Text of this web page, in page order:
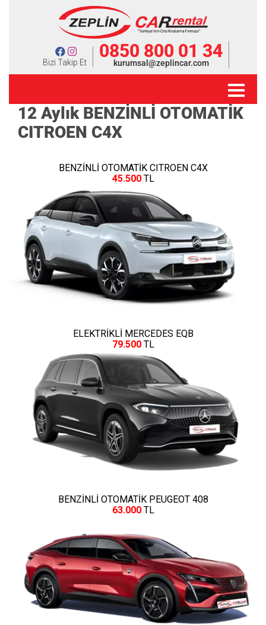
Bizi Takip Et
0850 800 01 34
kurumsal@zeplincar.com
12 Aylık BENZİNLİ OTOMATİK
CITROEN C4X
BENZİNLİ OTOMATİK CITROEN C4X
45.500TL
ELEKTRİKLİ MERCEDES EQB
79.500TL
BENZİNLİ OTOMATİK PEUGEOT 408
63.000TL